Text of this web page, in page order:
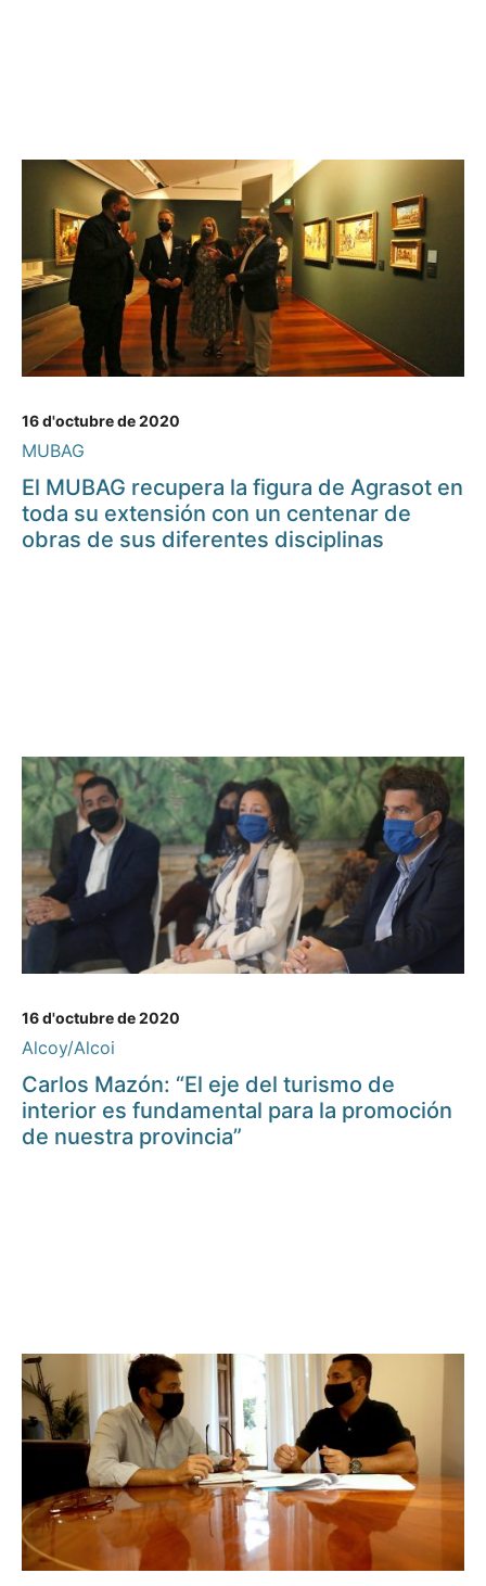
16 d'octubre de 2020
MUBAG
El MUBAG recupera la figura de Agrasot en
toda su extensión con un centenar de
obras de sus diferentes disciplinas
16 d'octubre de 2020
Alcoy/Alcoi
Carlos Mazón: “El eje del turismo de
interior es fundamental para la promoción
de nuestra provincia”